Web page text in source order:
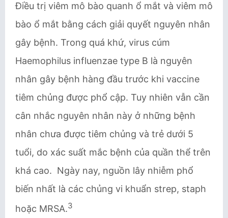
Điều trị viêm mô bào quanh ổ mắt và viêm mô
bào ổ mắt bằng cách giải quyết nguyên nhân
gây bệnh. Trong quá khứ, virus cúm
Haemophilus influenzae type B là nguyên
nhân gây bệnh hàng đầu trước khi vaccine
tiêm chủng được phổ cập. Tuy nhiên vẫn cần
cân nhắc nguyên nhân này ở những bệnh
nhân chưa được tiêm chủng và trẻ dưới 5
tuổi, do xác suất mắc bệnh của quần thể trên
khá cao. Ngày nay, nguồn lây nhiễm phổ
biến nhất là các chủng vi khuẩn strep, staph
hoặc MRSA.3